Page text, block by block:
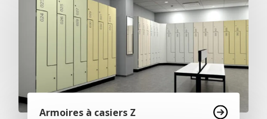
Armoires à casiers Z